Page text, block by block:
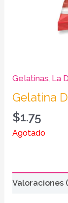
Gelatinas, La
Gelatina
$1.75
Agotado
Valoraciones